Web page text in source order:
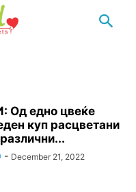
едно цвеќе
куп расцветани
- December 21, 2022